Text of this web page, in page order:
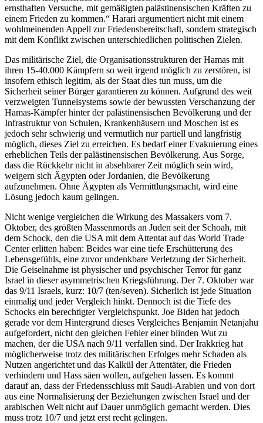
ernsthaften Versuche, mit gemäßigten palästinensischen Kräften zu
einem Frieden zu kommen.“ Harari argumentiert nicht mit einem
wohlmeinenden Appell zur Friedensbereitschaft, sondern strategisch
mit dem Konflikt zwischen unterschiedlichen politischen Zielen.
Das militärische Ziel, die Organisationsstrukturen der Hamas mit
ihren 15-40.000 Kämpfern so weit irgend möglich zu zerstören, ist
insofern ethisch legitim, als der Staat dies tun muss, um die
Sicherheit seiner Bürger garantieren zu können. Aufgrund des weit
verzweigten Tunnelsystems sowie der bewussten Verschanzung der
Hamas-Kämpfer hinter der palästinensischen Bevölkerung und der
Infrastruktur von Schulen, Krankenhäusern und Moschen ist es
jedoch sehr schwierig und vermutlich nur partiell und langfristig
möglich, dieses Ziel zu erreichen. Es bedarf einer Evakuierung eines
erheblichen Teils der palästinensischen Bevölkerung. Aus Sorge,
dass die Rückkehr nicht in absehbarer Zeit möglich sein wird,
weigern sich Ägypten oder Jordanien, die Bevölkerung
aufzunehmen. Ohne Ägypten als Vermittlungsmacht, wird eine
Lösung jedoch kaum gelingen.
Nicht wenige vergleichen die Wirkung des Massakers vom 7.
Oktober, des größten Massenmords an Juden seit der Schoah, mit
dem Schock, den die USA mit dem Attentat auf das World Trade
Center erlitten haben: Beides war eine tiefe Erschütterung des
Lebensgefühls, eine zuvor undenkbare Verletzung der Sicherheit.
Die Geiselnahme ist physischer und psychischer Terror für ganz
Israel in dieser asymmetrischen Kriegsführung. Der 7. Oktober war
das 9/11 Israels, kurz: 10/7 (ten/seven). Sicherlich ist jede Situation
einmalig und jeder Vergleich hinkt. Dennoch ist die Tiefe des
Schocks ein berechtigter Vergleichspunkt. Joe Biden hat jedoch
gerade vor dem Hintergrund dieses Vergleiches Benjamin Netanjahu
aufgefordert, nicht den gleichen Fehler einer blinden Wut zu
machen, der die USA nach 9/11 verfallen sind. Der Irakkrieg hat
möglicherweise trotz des militärischen Erfolges mehr Schaden als
Nutzen angerichtet und das Kalkül der Attentäter, die Frieden
verhindern und Hass säen wollen, aufgehen lassen. Es kommt
darauf an, dass der Friedensschluss mit Saudi-Arabien und von dort
aus eine Normalisierung der Beziehungen zwischen Israel und der
arabischen Welt nicht auf Dauer unmöglich gemacht werden. Dies
muss trotz 10/7 und jetzt erst recht gelingen.